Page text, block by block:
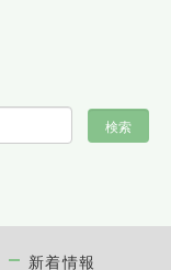
新着情報